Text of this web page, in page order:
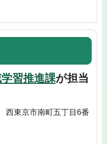
習推進課が担当
東京市南町五丁目6番